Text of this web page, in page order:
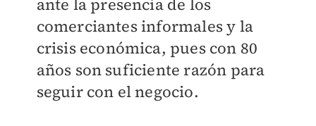
ante la presencia de los
comerciantes informales y la
crisis económica, pues con 80
años son suficiente razón para
seguir con el negocio.